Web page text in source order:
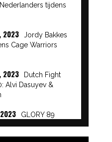
tijdens
2023
Jordy Bakkes
Cage Warriors
2023
Dutch Fight
Alvi Dasuyev &
GLORY 89